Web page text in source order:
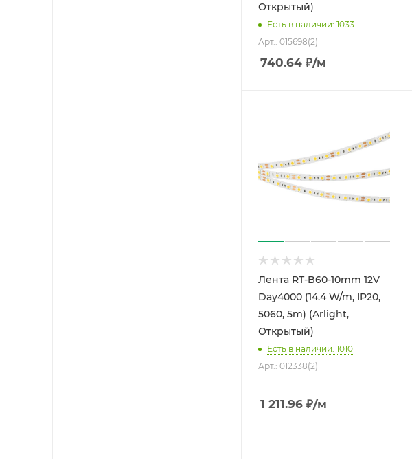
Открытый)
Есть в наличии: 1033
Арт.: 015698(2)
740.64 ₽/м
Лента RT-B60-10mm 12V
Day4000 (14.4 W/m, IP20,
5060, 5m) (Arlight,
Открытый)
Есть в наличии: 1010
Арт.: 012338(2)
1 211.96 ₽/м